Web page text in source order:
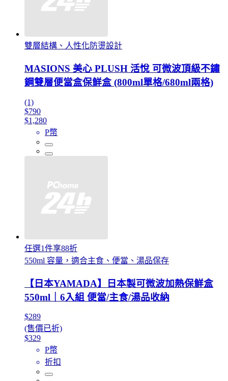
雙層結構、人性化防燙設計
MASIONS 美心 PLUSH 活悅 可微波頂級不鏽
鋼雙層便當盒保鮮盒 (800ml單格/680ml兩格)
(1)
$790
$1,280
P幣
任選1件享88折
550ml 容量，適合主食、便當、湯品保存
【日本YAMADA】日本製可微波加熱保鮮盒
550ml｜6入組 便當/主食/湯品收納
$289
(售價已折)
$329
P幣
折扣